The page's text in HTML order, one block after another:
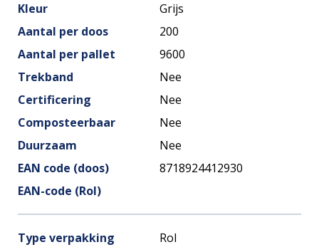
Kleur
Grijs
Aantal per doos
200
Aantal per pallet
9600
Trekband
Nee
Certificering
Nee
Composteerbaar
Nee
Duurzaam
Nee
EAN code (doos)
8718924412930
EAN-code (Rol)
Type verpakking Rol